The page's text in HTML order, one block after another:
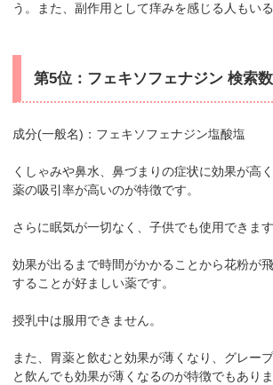
う。また、副作用として痒みを感じる人もいる
第5位：フェキソフェナジン 検索
成分(一般名)：フェキソフェナジン塩酸塩
くしゃみや鼻水、鼻づまりの症状に効果が高
薬の吸引率が高いのが特徴です。
さらに眠気が一切なく、子供でも使用できます
効果が出るまで時間がかかることから花粉が
することが好ましい薬です。
授乳中は服用できません。
また、胃薬と飲むと効果が薄くなり、グレー
と飲んでも効果が薄くなるのが特徴でもありま